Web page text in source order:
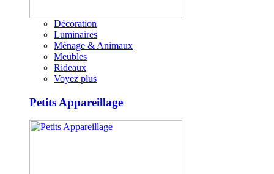
Décoration
Luminaires
Ménage & Animaux
Meubles
Rideaux
Voyez plus
Petits Appareillage